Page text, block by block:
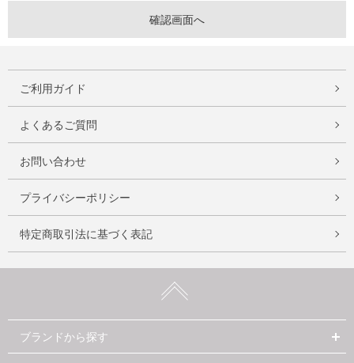
ご利用ガイド
よくあるご質問
お問い合わせ
プライバシーポリシー
特定商取引法に基づく表記
ブランドから探す